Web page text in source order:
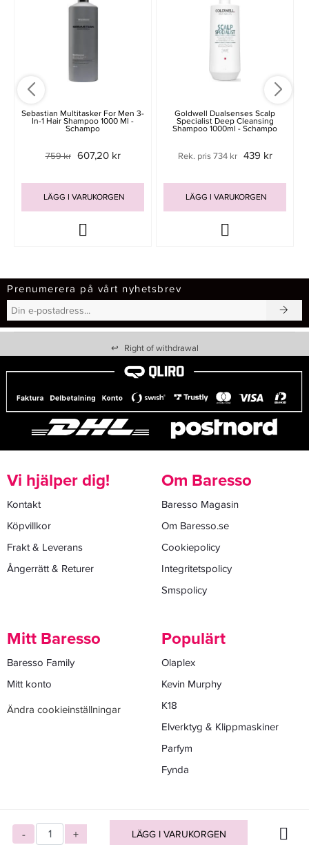
- + LÄGG I VARUKORGEN
Sebastian Multitasker For Men 3-
In-1 Hair Shampoo 1000 Ml -
Schampo
759 kr 607,20 kr
LÄGG I VARUKORGEN
Goldwell Dualsenses Scalp
Specialist Deep Cleansing
Shampoo 1000ml - Schampo
Rek. pris 734 kr 439 kr
LÄGG I VARUKORGEN
Prenumerera på vårt nyhetsbrev
↩ Right of withdrawal
Vi hjälper dig!
Kontakt
Köpvillkor
Frakt & Leverans
Ångerrätt & Returer
Om Baresso
Baresso Magasin
Om Baresso.se
Cookiepolicy
Integritetspolicy
Smspolicy
Mitt Baresso
Baresso Family
Mitt konto
Ändra cookieinställningar
Populärt
Olaplex
Kevin Murphy
K18
Elverktyg & Klippmaskiner
Parfym
Fynda